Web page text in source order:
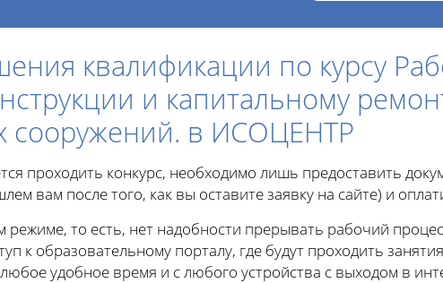
квалификации по курсу
и капитальному
сооружений. в ИСОЦЕНТР
проходить конкурс, необходимо лишь предоставить
вам после того, как вы оставите заявку на сайте) и
то есть, нет надобности прерывать рабочий
к образовательному порталу, где будут проходить
удобное время и с любого устройства с выходом в